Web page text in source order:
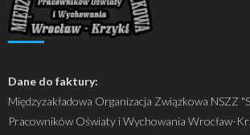
Dane do faktury:
Międzyzakładowa Organizacja Związkowa NSZZ
Pracowników Oświaty i Wychowania Wrocław-